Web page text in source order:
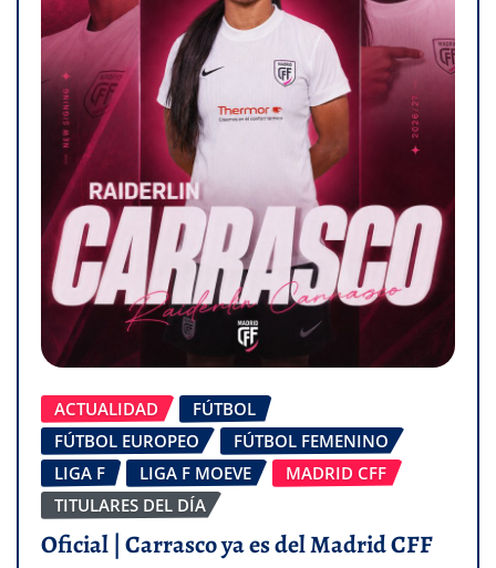
ACTUALIDAD
FÚTBOL
FÚTBOL EUROPEO
FÚTBOL FEMENINO
LIGA F
LIGA F MOEVE
MADRID CFF
TITULARES DEL DÍA
Oficial | Carrasco ya es del Madrid CFF